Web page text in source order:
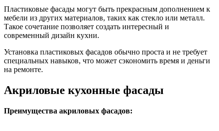
Пластиковые фасады могут быть прекрасным дополнением к
мебели из других материалов, таких как стекло или металл.
Такое сочетание позволяет создать интересный и
современный дизайн кухни.
Установка пластиковых фасадов обычно проста и не требует
специальных навыков, что может сэкономить время и деньги
на ремонте.
Акриловые кухонные фасады
Преимущества акриловых фасадов: